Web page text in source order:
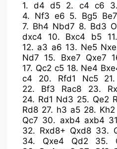
1.d4 d5 2. c4 c6
4. Nf3 e6 5. Bg5 Be7
7. Bh4 Nbd7 8. Bd3
dxc4
10. Bxc4 b5
12. a3 a6 13. Ne5
Nd7 15. Bxe7 Qxe7
17. Qc2 c5 18. Ne4
c4
20. Rfd1 Nc5 21.
22. Bf3 Rac8 23.
24. Rd1 Nd3 25. Qe2
Rd8 27. h3 a5 28. Kh2
Qc7 30. axb4 axb4
32. Rxd8+ Qxd8 33.
34. Qxe4 Qd2 35.